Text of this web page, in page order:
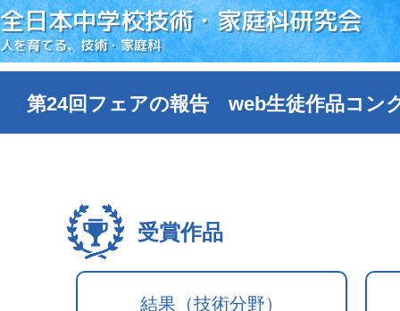
全日本中学校技術・家庭科研究会
人を育てる、技術・家庭科
第24回フェアの報告 web生徒作品コン
受賞作品
結果（技術分野）